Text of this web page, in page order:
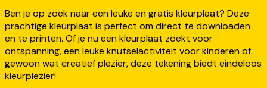
Ben je op zoek naar een leuke en gratis kleurplaat? Deze
prachtige kleurplaat is perfect om direct te downloaden
en te printen. Of je nu een kleurplaat zoekt voor
ontspanning, een leuke knutselactiviteit voor kinderen of
gewoon wat creatief plezier, deze tekening biedt eindeloos
kleurplezier!